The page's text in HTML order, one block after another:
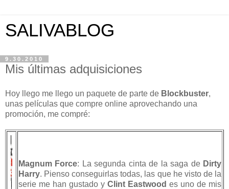
SALIVABLOG
9.30.2010
Mis últimas adquisiciones
Hoy llego me llego un paquete de parte de Blockbuster,
unas películas que compre online aprovechando una
promoción, me compré:
Magnum Force: La segunda cinta de la saga de Dirty
Harry. Pienso conseguirlas todas, las que he visto de la
serie me han gustado y Clint Eastwood es uno de mis